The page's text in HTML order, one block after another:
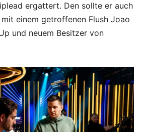
ergattert. Den sollte er auch
einem getroffenen Flush Joao
und neuem Besitzer von